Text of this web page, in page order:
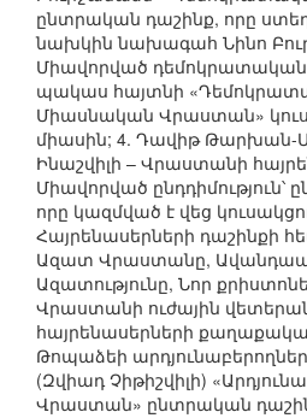
ընտրական դաշինք, որը
նախկին նախագահ Նինո
Միավորված դեմոկրատական
պակաս հայտնի
Միասնական Վրաստան»
միասին; 4. Դավիթ Թարխան-
Ինաշվիլի – Վրաստանի
Միավորված
որը կազմված է վեց
Հայրենասերների դաշինքի
Ազատ Վրաստանը,
Ազատությունը, Նոր
Վրաստանի ուժային
հայրենասերների
Թոպաձեի
(Զվիադ Չիթիշվիլի)
Վրաստան» ընտրական